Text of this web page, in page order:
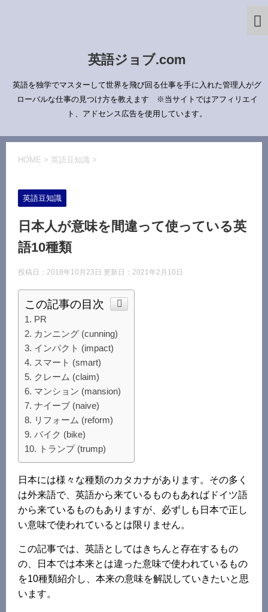
英語ジョブ.com
英語を独学でマスターして世界を飛び回る仕事を手に入れた管理人がグ
ローバルな仕事の見つけ方を教えます ※当サイトではアフィリエイ
ト、アドセンス広告を使用しています。
HOME > 英語豆知識 >
英語豆知識
日本人が意味を間違って使っている英
語10種類
投稿日：2018年10月23日 更新日： 2021年2月10日
この記事の目次
PR
カンニング (cunning)
インパクト (impact)
スマート (smart)
クレーム (claim)
マンション (mansion)
ナイーブ (naive)
リフォーム (reform)
バイク (bike)
トランプ (trump)
日本には様々な種類のカタカナがあります。その多く
は外来語で、英語から来ているものもあればドイツ語
から来ているものもありますが、必ずしも日本で正し
い意味で使われているとは限りません。
この記事では、英語としてはきちんと存在するもの
の、日本では本来とは違った意味で使われているもの
を10種類紹介し、本来の意味を解説していきたいと思
います。